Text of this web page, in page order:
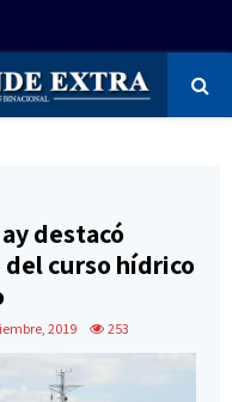
destacó
curso hídrico
2019 253